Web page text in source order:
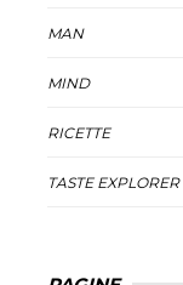
MAN
MIND
RICETTE
TASTE EXPLORER